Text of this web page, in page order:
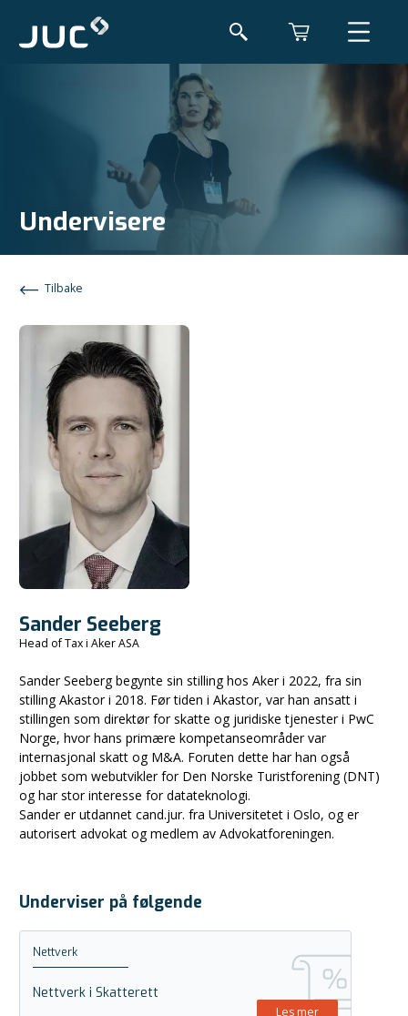
Undervisere
Tilbake
Sander Seeberg
Head of Tax i Aker ASA
Sander Seeberg begynte sin stilling hos Aker i 2022, fra sin
stilling Akastor i 2018. Før tiden i Akastor, var han ansatt i
stillingen som direktør for skatte og juridiske tjenester i PwC
Norge, hvor hans primære kompetanseområder var
internasjonal skatt og M&A. Foruten dette har han også
jobbet som webutvikler for Den Norske Turistforening (DNT)
og har stor interesse for datateknologi.
Sander er utdannet cand.jur. fra Universitetet i Oslo, og er
autorisert advokat og medlem av Advokatforeningen.
Underviser på følgende
Nettverk
Nettverk i Skatterett
Les mer